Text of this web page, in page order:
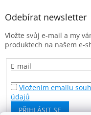
Odebírat newsletter
Vložte svůj e-mail a my
produktech na našem e-
E-mail
Vložením emailu
údajů
PŘIHLÁSIT SE